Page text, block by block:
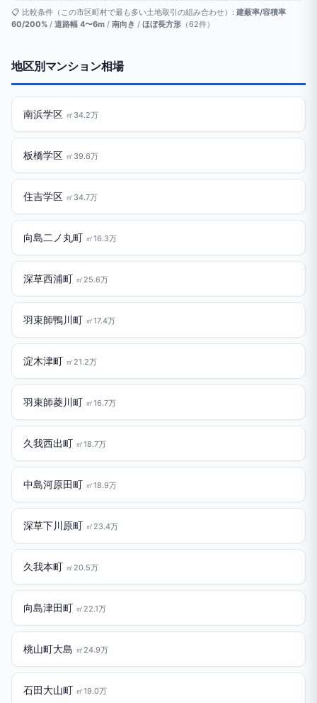
📋 比較条件（この市区町村で最も多い土地取引の組み合わせ）: 建蔽率/容積率
60/200% / 道路幅 4〜6m / 南向き / ほぼ長方形 （62件）
地区別マンション相場
南浜学区 ㎡34.2万
板橋学区 ㎡39.6万
住吉学区 ㎡34.7万
向島二ノ丸町 ㎡16.3万
深草西浦町 ㎡25.6万
羽束師鴨川町 ㎡17.4万
淀木津町 ㎡21.2万
羽束師菱川町 ㎡16.7万
久我西出町 ㎡18.7万
中島河原田町 ㎡18.9万
深草下川原町 ㎡23.4万
久我本町 ㎡20.5万
向島津田町 ㎡22.1万
桃山町大島 ㎡24.9万
石田大山町 ㎡19.0万